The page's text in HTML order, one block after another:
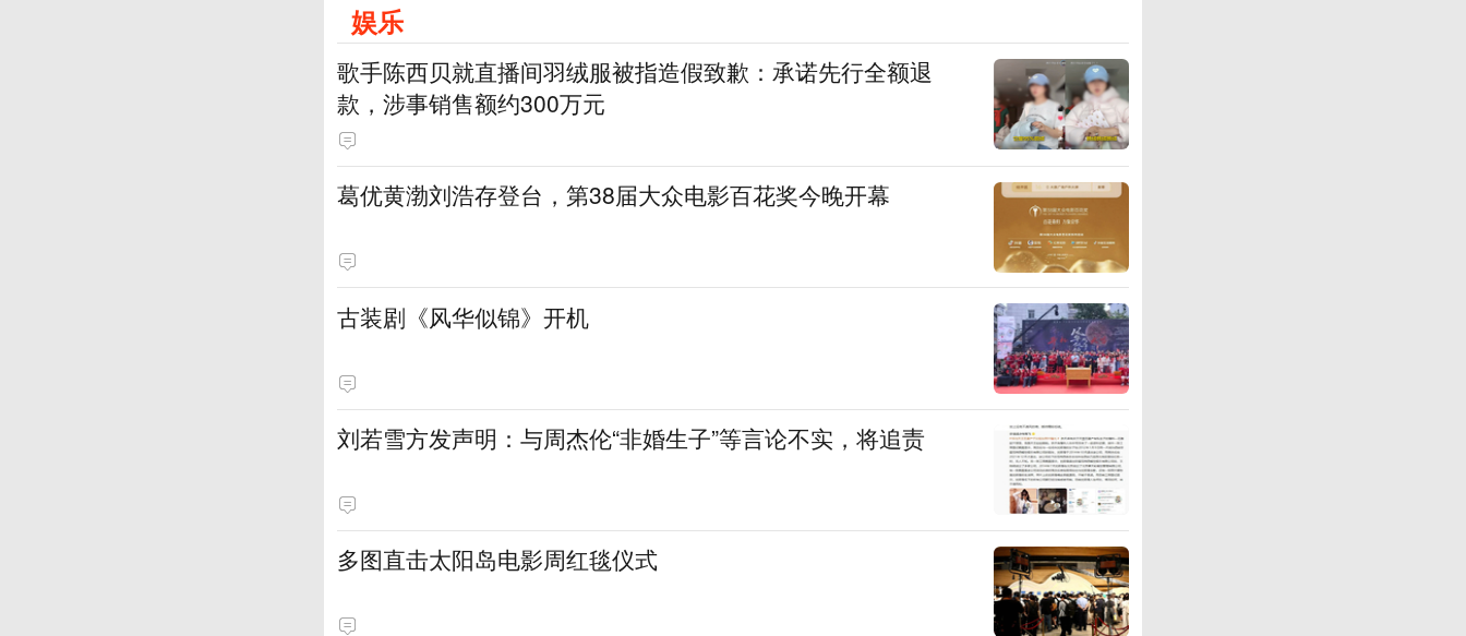
娱乐
歌手陈西贝就直播间羽绒服被指造假致歉：承诺先行全额退
款，涉事销售额约300万元
葛优黄渤刘浩存登台，第38届大众电影百花奖今晚开幕
古装剧《风华似锦》开机
刘若雪方发声明：与周杰伦“非婚生子”等言论不实，将追责
多图直击太阳岛电影周红毯仪式